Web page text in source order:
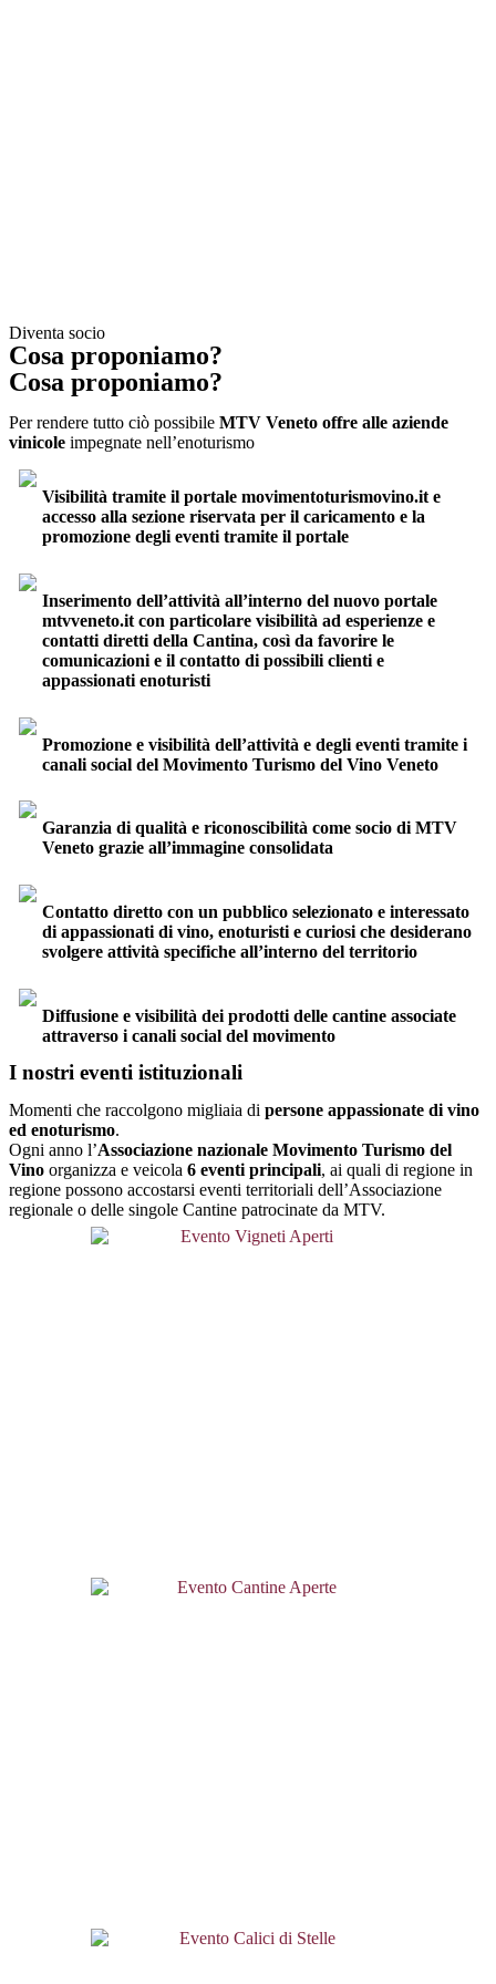
Diventa socio
Cosa proponiamo?
Cosa proponiamo?
Per rendere tutto ciò possibile MTV Veneto offre alle aziende
vinicole impegnate nell’enoturismo
Visibilità tramite il portale movimentoturismovino.it e
accesso alla sezione riservata per il caricamento e la
promozione degli eventi tramite il portale
Inserimento dell’attività all’interno del nuovo portale
mtvveneto.it con particolare visibilità ad esperienze e
contatti diretti della Cantina, così da favorire le
comunicazioni e il contatto di possibili clienti e
appassionati enoturisti
Promozione e visibilità dell’attività e degli eventi tramite i
canali social del Movimento Turismo del Vino Veneto
Garanzia di qualità e riconoscibilità come socio di MTV
Veneto grazie all’immagine consolidata
Contatto diretto con un pubblico selezionato e interessato
di appassionati di vino, enoturisti e curiosi che desiderano
svolgere attività specifiche all’interno del territorio
Diffusione e visibilità dei prodotti delle cantine associate
attraverso i canali social del movimento
I nostri eventi istituzionali
Momenti che raccolgono migliaia di persone appassionate di vino
ed enoturismo.
Ogni anno l’Associazione nazionale Movimento Turismo del
Vino organizza e veicola 6 eventi principali, ai quali di regione in
regione possono accostarsi eventi territoriali dell’Associazione
regionale o delle singole Cantine patrocinate da MTV.